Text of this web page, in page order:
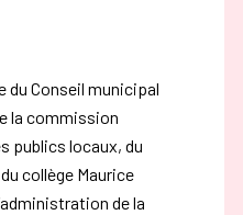
du Conseil municipal
la commission
publics locaux, du
collège Maurice
de la